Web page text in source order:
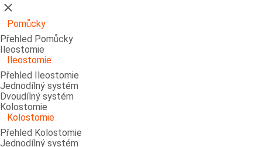
Zavřít
Pomůcky
Přehled Pomůcky
Ileostomie
Ileostomie
Přehled Ileostomie
Jednodílný systém
Dvoudílný systém
Kolostomie
Kolostomie
Přehled Kolostomie
Jednodílný systém